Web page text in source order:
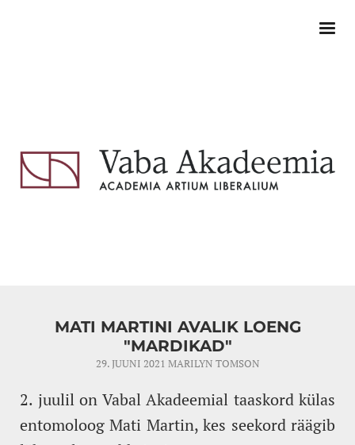
MATI MARTINI AVALIK LOENG
"MARDIKAD"
29. JUUNI 2021 MARILYN TOMSON
2. juulil on Vabal Akadeemial taaskord külas
entomoloog Mati Martin, kes seekord räägib